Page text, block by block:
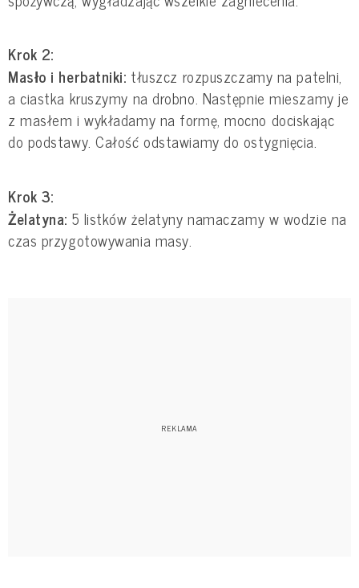
Krok 2:
Masło i herbatniki: tłuszcz rozpuszczamy na patelni,
a ciastka kruszymy na drobno. Następnie mieszamy je
z masłem i wykładamy na formę, mocno dociskając
do podstawy. Całość odstawiamy do ostygnięcia.
Krok 3:
Żelatyna: 5 listków żelatyny namaczamy w wodzie na
czas przygotowywania masy.